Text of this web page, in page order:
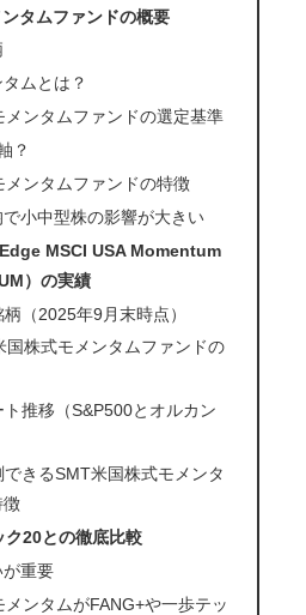
タムファンドの概要
ムとは？
ンタムファンドの選定基準
？
ンタムファンドの特徴
小中型株の影響が大きい
MSCI USA Momentum
）の実績
（2025年9月末時点）
国株式モメンタムファンドの
推移（S&P500とオルカン
きるSMT米国株式モメンタ
徴
ク20との徹底比較
重要
ンタムがFANG+や一歩テッ